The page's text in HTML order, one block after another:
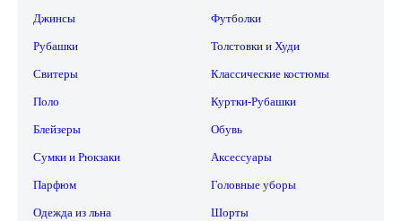
Джинсы Футболки
Рубашки Толстовки и Худи
Свитеры Классические костюмы
Поло Куртки-Рубашки
Блейзеры Обувь
Сумки и Рюкзаки Аксессуары
Парфюм Головные уборы
Одежда из льна Шорты